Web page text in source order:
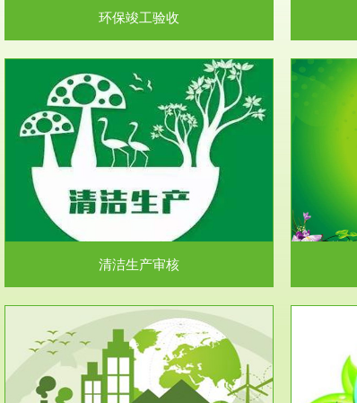
环保竣工验收
清洁生产审核
服务范围
安全评价
安全评价安全评价目的是查找、分析和预测工
程、系统、生产经营活...
服务范围